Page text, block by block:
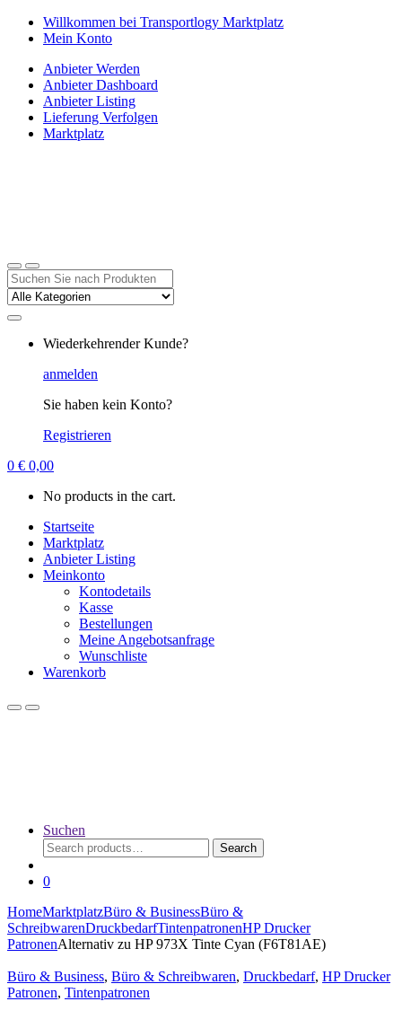
Navigation
Zum
Inhalt
Willkommen bei Transportlogy Marktplatz
Mein Konto
Anbieter Werden
Anbieter Dashboard
Anbieter Listing
Lieferung Verfolgen
Marktplatz
Suchen
nach:
Wiederkehrender Kunde?
anmelden
Sie haben kein Konto?
Registrieren
0 € 0,00
No products in the cart.
Startseite
Marktplatz
Anbieter Listing
Meinkonto
Kontodetails
Kasse
Bestellungen
Meine Angebotsanfrage
Wunschliste
Warenkorb
Suchen
Search
for:
Search
0
HomeMarktplatzBüro & BusinessBüro &
SchreibwarenDruckbedarfTintenpatronenHP Drucker
PatronenAlternativ zu HP 973X Tinte Cyan (F6T81AE)
Büro & Business, Büro & Schreibwaren, Druckbedarf, HP Drucker
Patronen, Tintenpatronen